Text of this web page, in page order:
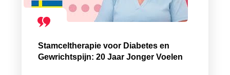
Stamceltherapie voor Diabetes en
Gewrichtspijn: 20 Jaar Jonger Voelen